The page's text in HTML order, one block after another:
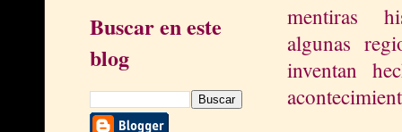
Buscar en este
blog
mentiras
algunas
inventan